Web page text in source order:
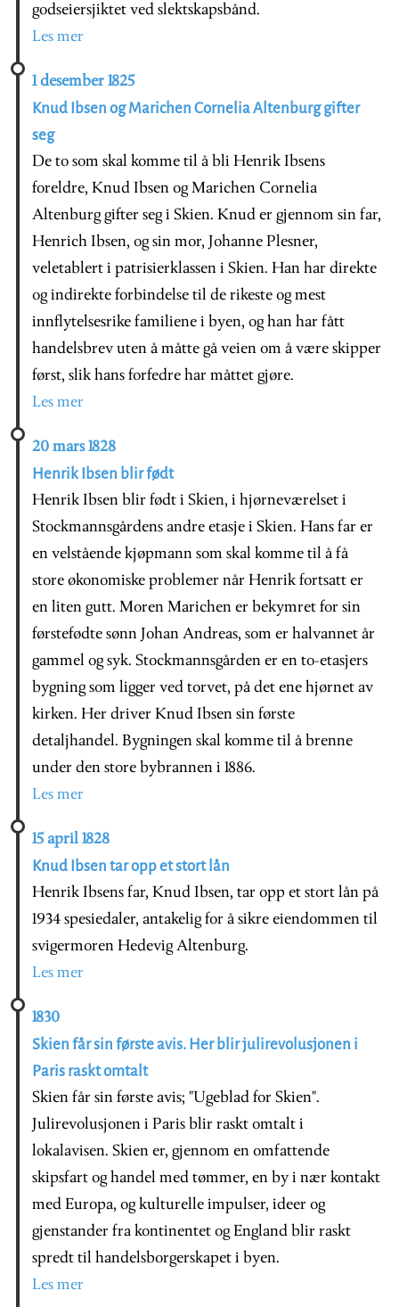
godseiersjiktet ved slektskapsbånd.
Les mer
1 desember 1825
Knud Ibsen og Marichen Cornelia Altenburg gifter
seg
De to som skal komme til å bli Henrik Ibsens
foreldre, Knud Ibsen og Marichen Cornelia
Altenburg gifter seg i Skien. Knud er gjennom sin far,
Henrich Ibsen, og sin mor, Johanne Plesner,
veletablert i patrisierklassen i Skien. Han har direkte
og indirekte forbindelse til de rikeste og mest
innflytelsesrike familiene i byen, og han har fått
handelsbrev uten å måtte gå veien om å være skipper
først, slik hans forfedre har måttet gjøre.
Les mer
20 mars 1828
Henrik Ibsen blir født
Henrik Ibsen blir født i Skien, i hjørneværelset i
Stockmannsgårdens andre etasje i Skien. Hans far er
en velstående kjøpmann som skal komme til å få
store økonomiske problemer når Henrik fortsatt er
en liten gutt. Moren Marichen er bekymret for sin
førstefødte sønn Johan Andreas, som er halvannet år
gammel og syk. Stockmannsgården er en to-etasjers
bygning som ligger ved torvet, på det ene hjørnet av
kirken. Her driver Knud Ibsen sin første
detaljhandel. Bygningen skal komme til å brenne
under den store bybrannen i 1886.
Les mer
15 april 1828
Knud Ibsen tar opp et stort lån
Henrik Ibsens far, Knud Ibsen, tar opp et stort lån på
1934 spesiedaler, antakelig for å sikre eiendommen til
svigermoren Hedevig Altenburg.
Les mer
1830
Skien får sin første avis. Her blir julirevolusjonen i
Paris raskt omtalt
Skien får sin første avis; "Ugeblad for Skien".
Julirevolusjonen i Paris blir raskt omtalt i
lokalavisen. Skien er, gjennom en omfattende
skipsfart og handel med tømmer, en by i nær kontakt
med Europa, og kulturelle impulser, ideer og
gjenstander fra kontinentet og England blir raskt
spredt til handelsborgerskapet i byen.
Les mer